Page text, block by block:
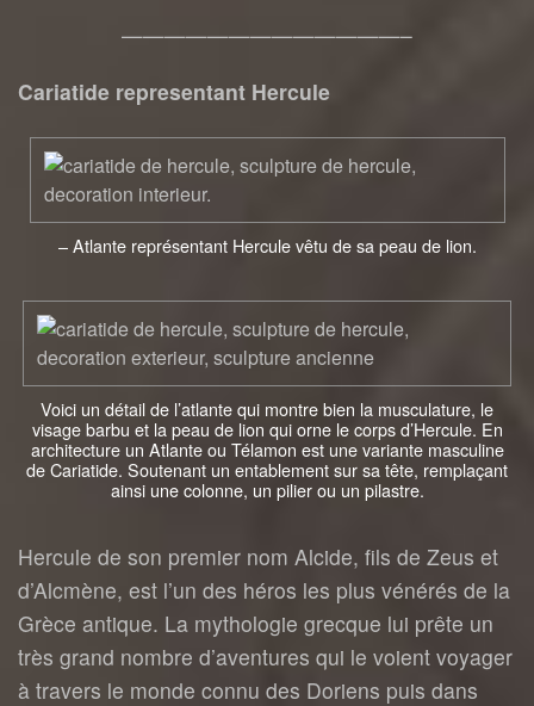
—————————————–
Cariatide representant Hercule
– Atlante représentant Hercule vêtu de sa peau de lion.
Voici un détail de l’atlante qui montre bien la musculature, le
visage barbu et la peau de lion qui orne le corps d’Hercule. En
architecture un Atlante ou Télamon est une variante masculine
de Cariatide. Soutenant un entablement sur sa tête, remplaçant
ainsi une colonne, un pilier ou un pilastre.
Hercule de son premier nom Alcide, fils de Zeus et
d’Alcmène, est l’un des héros les plus vénérés de la
Grèce antique. La mythologie grecque lui prête un
très grand nombre d’aventures qui le voient voyager
à travers le monde connu des Doriens puis dans